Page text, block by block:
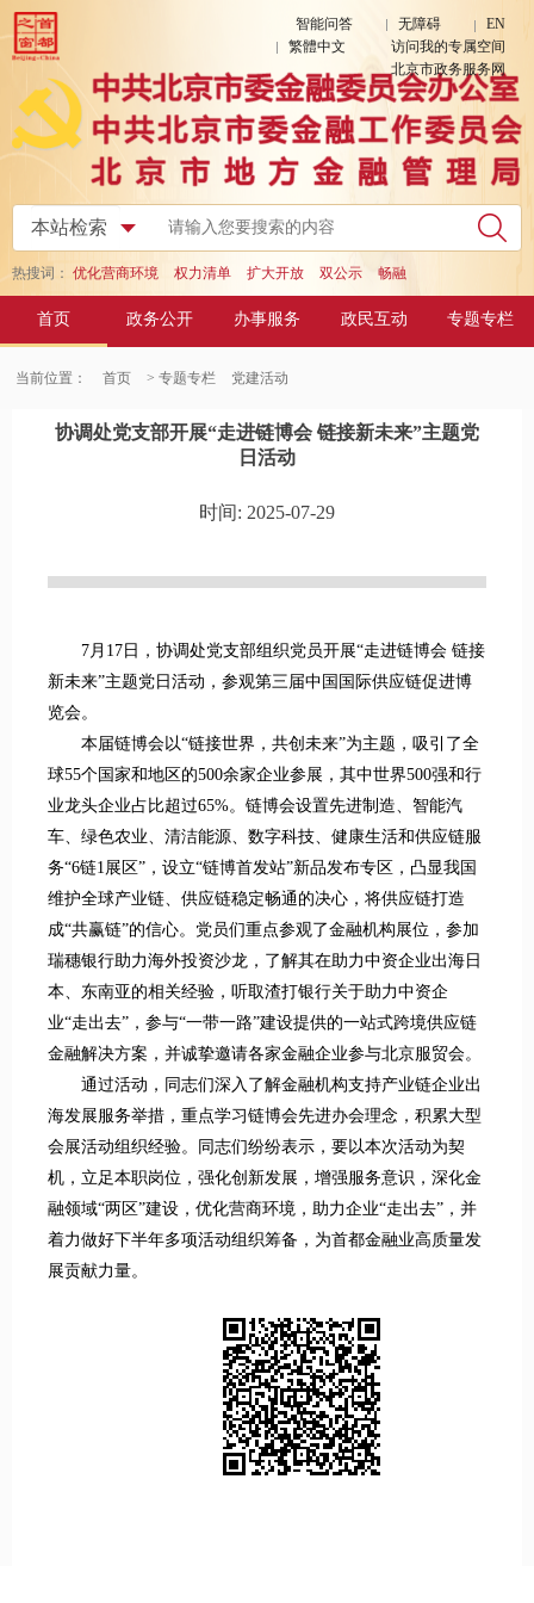
智能问答 无障碍
EN
繁體中文
访问我的专属空间
北京市政务服务网
热搜词： 优化营商环境 权力清单 扩大开放 双公示 畅融
首页 政务公开 办事服务 政民互动 专题专栏
当前位置： 首页 > 专题专栏 党建活动
协调处党支部开展“走进链博会 链接新未来”主题党
日活动
时间: 2025-07-29
7月17日，协调处党支部组织党员开展“走进链博会 链接
新未来”主题党日活动，参观第三届中国国际供应链促进博
览会。
本届链博会以“链接世界，共创未来”为主题，吸引了全
球55个国家和地区的500余家企业参展，其中世界500强和行
业龙头企业占比超过65%。链博会设置先进制造、智能汽
车、绿色农业、清洁能源、数字科技、健康生活和供应链服
务“6链1展区”，设立“链博首发站”新品发布专区，凸显我国
维护全球产业链、供应链稳定畅通的决心，将供应链打造
成“共赢链”的信心。党员们重点参观了金融机构展位，参加
瑞穗银行助力海外投资沙龙，了解其在助力中资企业出海日
本、东南亚的相关经验，听取渣打银行关于助力中资企
业“走出去”，参与“一带一路”建设提供的一站式跨境供应链
金融解决方案，并诚挚邀请各家金融企业参与北京服贸会。
通过活动，同志们深入了解金融机构支持产业链企业出
海发展服务举措，重点学习链博会先进办会理念，积累大型
会展活动组织经验。同志们纷纷表示，要以本次活动为契
机，立足本职岗位，强化创新发展，增强服务意识，深化金
融领域“两区”建设，优化营商环境，助力企业“走出去”，并
着力做好下半年多项活动组织筹备，为首都金融业高质量发
展贡献力量。